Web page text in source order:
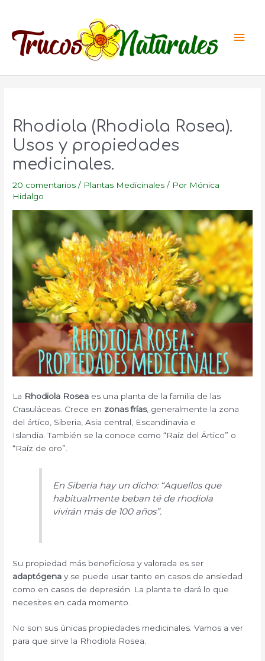
contenido
Rhodiola (Rhodiola Rosea).
Usos y propiedades
medicinales.
20 comentarios / Plantas Medicinales / Por Mónica
Hidalgo
La Rhodiola Rosea es una planta de la familia de las
Crasuláceas. Crece en zonas frías, generalmente la zona
del ártico, Siberia, Asia central, Escandinavia e
Islandia. También se la conoce como “Raíz del Ártico” o
“Raíz de oro”.
En Siberia hay un dicho: “Aquellos que
habitualmente beban té de rhodiola
vivirán más de 100 años”.
Su propiedad más beneficiosa y valorada es ser
adaptógena y se puede usar tanto en casos de ansiedad
como en casos de depresión. La planta te dará lo que
necesites en cada momento.
No son sus únicas propiedades medicinales. Vamos a ver
para que sirve la Rhodiola Rosea.